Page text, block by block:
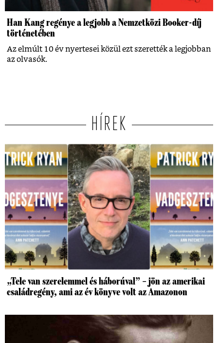
Han Kang regénye a legjobb a Nemzetközi Booker-díj
történetében
Az elmúlt 10 év nyertesei közül ezt szerették a legjobban
az olvasók.
HÍREK
„Tele van szerelemmel és háborúval” – jön az amerikai
családregény, ami az év könyve volt az Amazonon